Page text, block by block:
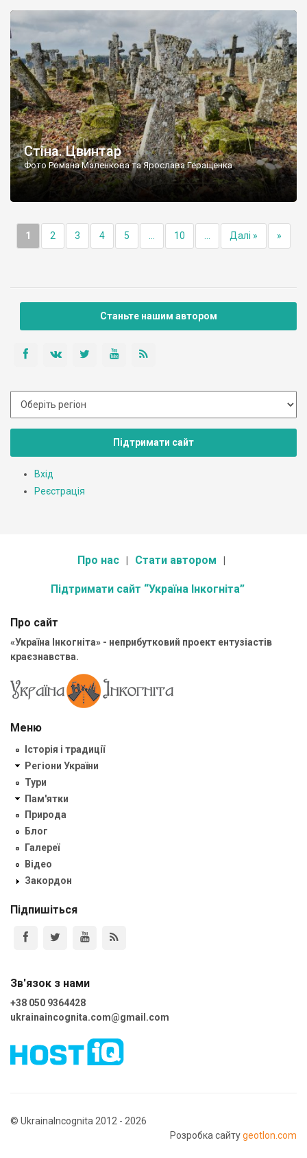
ньому чимало хрестів 19 століття, є такі, де епітафії стер […]
Стіна. Цвинтар
Фото Романа Маленкова та Ярослава Геращенка
1 2 3 4 5 10 Далі » »
Станьте нашим автором
Підтримати сайт
Вхід
Реєстрація
Про нас Стати автором
Підтримати сайт “Україна Інкогніта”
Про сайт
«Україна Інкогніта» - неприбутковий проект ентузіастів
краєзнавства.
Меню
Історія і традиції
Регіони України
Тури
Пам'ятки
Природа
Блог
Галереї
Відео
Закордон
Підпишіться
Зв'язок з нами
+38 050 9364428
ukrainaincognita.com@gmail.com
© UkrainaIncognita 2012 - 2026
Розробка сайтуgeotlon.com